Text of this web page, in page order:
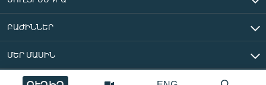
ԲԱԺԻՆՆԵՐ
ՄԵՐ ՄԱՍԻՆ